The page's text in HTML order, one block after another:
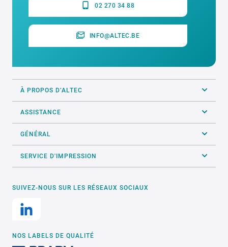
02 270 34 88
INFO@ALTEC.BE
À PROPOS D’ALTEC
ASSISTANCE
GÉNÉRAL
SERVICE D'IMPRESSION
SUIVEZ-NOUS SUR LES RÉSEAUX SOCIAUX
NOS LABELS DE QUALITÉ